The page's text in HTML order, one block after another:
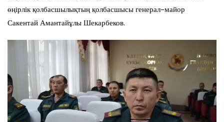
өңірлік қолбасшылықтың қолбасшысы генерал-майор
Сакентай Амантайұлы Шекарбеков.